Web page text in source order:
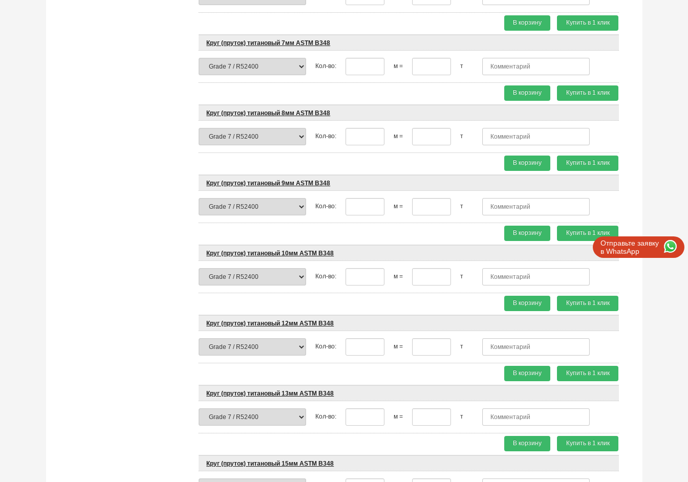
Отправьте заявку
в WhatsApp
В корзину Купить в 1 клик
Круг (пруток) титановый 7мм ASTM B348
Кол-во: м = т
В корзину Купить в 1 клик
Круг (пруток) титановый 8мм ASTM B348
Кол-во: м = т
В корзину Купить в 1 клик
Круг (пруток) титановый 9мм ASTM B348
Кол-во: м = т
В корзину Купить в 1 клик
Круг (пруток) титановый 10мм ASTM B348
Кол-во: м = т
В корзину Купить в 1 клик
Круг (пруток) титановый 12мм ASTM B348
Кол-во: м = т
В корзину Купить в 1 клик
Круг (пруток) титановый 13мм ASTM B348
Кол-во: м = т
В корзину Купить в 1 клик
Круг (пруток) титановый 15мм ASTM B348